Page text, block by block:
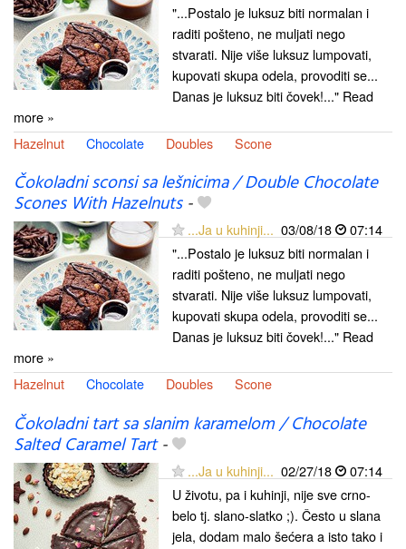
"...Postalo je luksuz biti normalan i
raditi pošteno, ne muljati nego
stvarati. Nije više luksuz lumpovati,
kupovati skupa odela, provoditi se...
Danas je luksuz biti čovek!..." Read
more »
Hazelnut
Chocolate Doubles Scone
Čokoladni sconsi sa lešnicima / Double Chocolate
Scones With Hazelnuts-
...Ja u kuhinji... 03/08/18
07:14
"...Postalo je luksuz biti normalan i
raditi pošteno, ne muljati nego
stvarati. Nije više luksuz lumpovati,
kupovati skupa odela, provoditi se...
Danas je luksuz biti čovek!..." Read
more »
Hazelnut
Chocolate Doubles Scone
Čokoladni tart sa slanim karamelom / Chocolate
Salted Caramel Tart-
...Ja u kuhinji... 02/27/18
07:14
U životu, pa i kuhinji, nije sve crno-
belo tj. slano-slatko ;). Često u slana
jela, dodam malo šećera a isto tako i